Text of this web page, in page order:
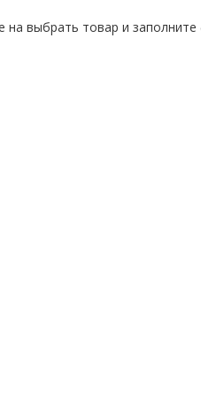
выбрать товар и